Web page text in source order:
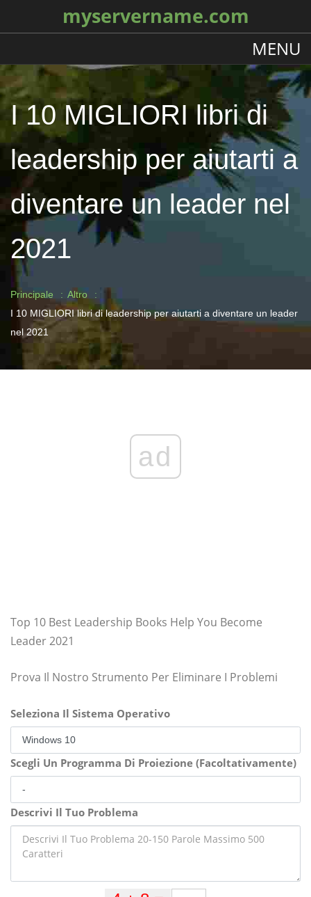
myservername.com
MENU
I 10 MIGLIORI libri di
leadership per aiutarti a
diventare un leader nel
2021
Principale
Altro
I 10 MIGLIORI libri di leadership per aiutarti a diventare un leader
nel 2021
ad
Top 10 Best Leadership Books Help You Become
Leader 2021
Prova Il Nostro Strumento Per Eliminare I Problemi
Seleziona Il Sistema Operativo
Scegli Un Programma Di Proiezione (Facoltativamente)
Descrivi Il Tuo Problema